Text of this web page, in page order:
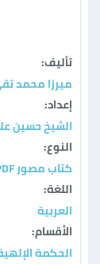
تأليف:
ميرزا محمد
إعداد:
الشيخ حسين
النوع:
كتاب مصور PDF
اللغة:
العربية
الأقسام:
الحكمة